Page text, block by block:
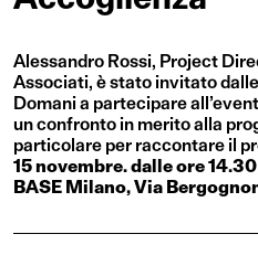
Alessandro Rossi, Project
Associati, è stato invitato
Domani a partecipare
un confronto in merito alla
particolare per raccontare il
15 novembre. dalle ore 14.30
BASE Milano, Via